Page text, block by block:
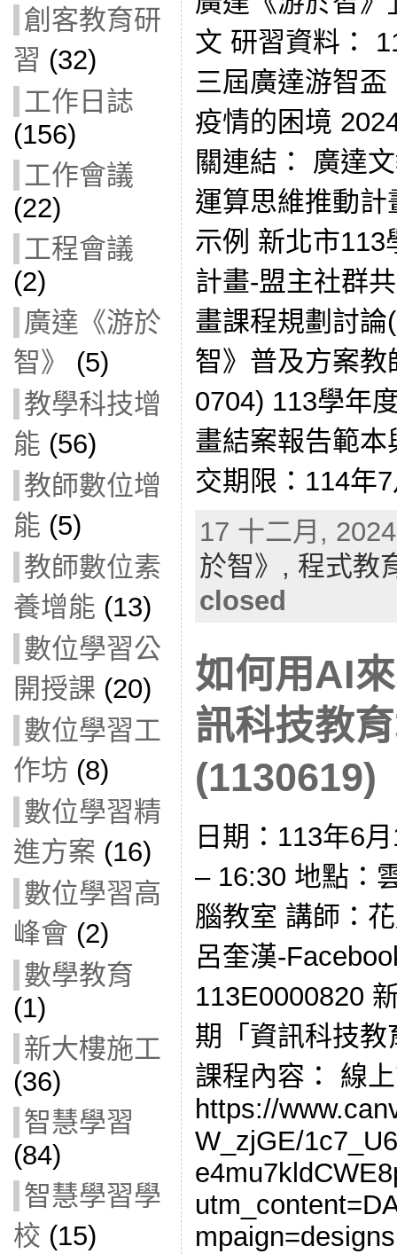
創客教育研
習 (32)
工作日誌
(156)
工作會議
(22)
工程會議
(2)
廣達《游於
智》
(5)
教學科技增
能 (56)
教師數位增
能 (5)
教師數位素
養增能 (13)
數位學習公
開授課 (20)
數位學習工
作坊 (8)
數位學習精
進方案 (16)
數位學習高
峰會 (2)
數學教育
(1)
新大樓施工
(36)
智慧學習
(84)
智慧學習學
校 (15)
文 研習資料：
三屆廣達游智
疫情的困境
關連結： 廣達
運算思維推動
示例 新北市113
計畫-盟主社群
畫課程規劃討
智》普及方案教
0704) 113學年
畫結案報告範
交期限：114年
17 十二月,
於智》, 程式教
closed
如何用AI
訊科技教
(1130619)
日期：113年6
– 16:30 地點：
腦教室 講師：
呂奎漢-
113E0000820
期「資訊科技
課程內容： 線
https://
W_zjGE/